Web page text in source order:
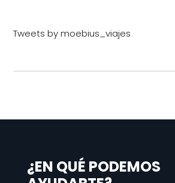
Tweets by moebius_viajes
¿EN QUÉ PODEMOS